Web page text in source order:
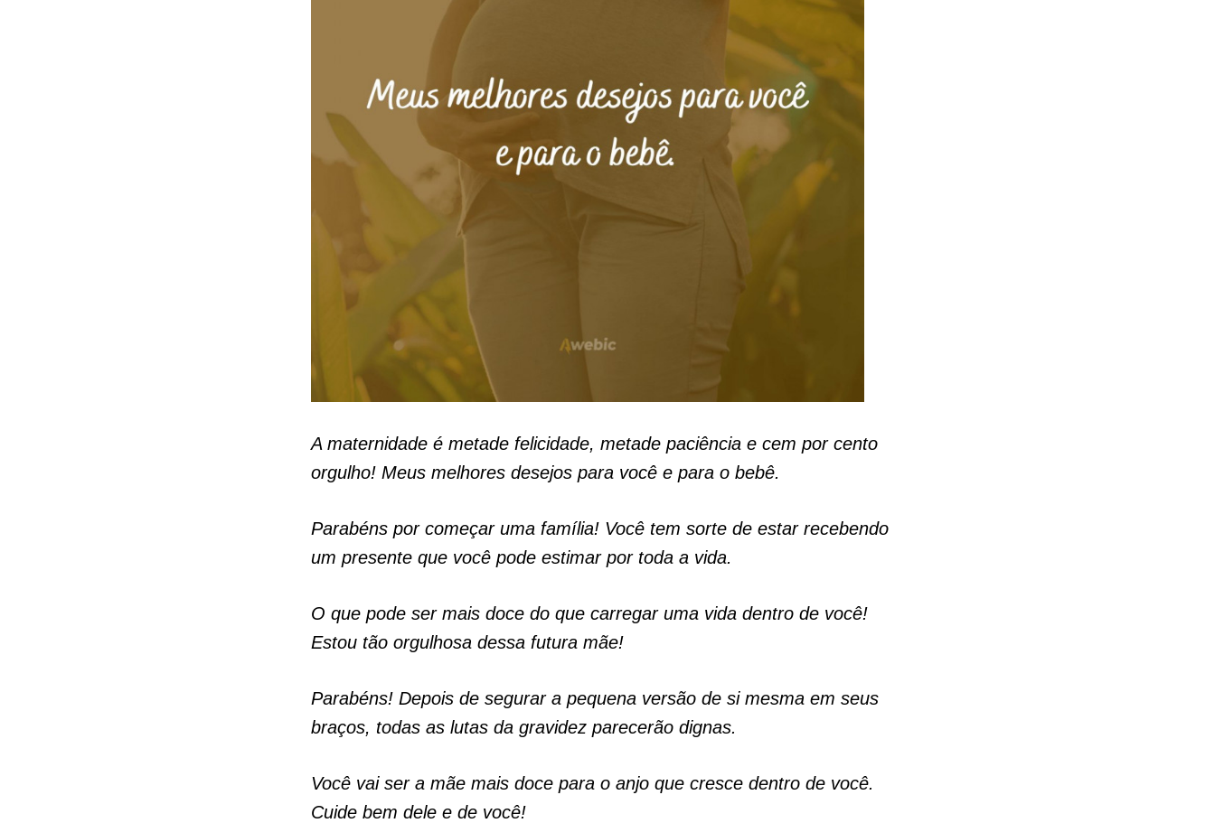
A maternidade é metade felicidade, metade paciência e cem por cento
orgulho! Meus melhores desejos para você e para o bebê.
Parabéns por começar uma família! Você tem sorte de estar recebendo
um presente que você pode estimar por toda a vida.
O que pode ser mais doce do que carregar uma vida dentro de você!
Estou tão orgulhosa dessa futura mãe!
Parabéns! Depois de segurar a pequena versão de si mesma em seus
braços, todas as lutas da gravidez parecerão dignas.
Você vai ser a mãe mais doce para o anjo que cresce dentro de você.
Cuide bem dele e de você!